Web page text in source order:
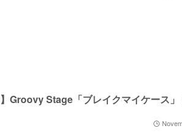
】Groovy Stage「ブレイクマイケース